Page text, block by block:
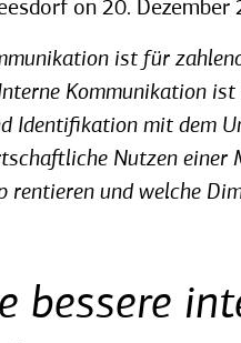
on 20. Dezember
ist für
Kommunikation
Identifikation mit dem
Nutzen
rentieren und welche
bessere